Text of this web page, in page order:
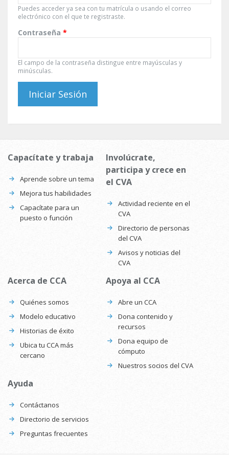
Puedes acceder ya sea con tu matrícula o usando el correo
electrónico con el que te registraste.
Contraseña *
El campo de la contraseña distingue entre mayúsculas y
minúsculas.
Capacítate y trabaja
Aprende sobre un tema
Mejora tus habilidades
Capacítate para un
puesto o función
Involúcrate,
participa y crece en
el CVA
Actividad reciente en el
CVA
Directorio de personas
del CVA
Avisos y noticias del
CVA
Acerca de CCA
Quiénes somos
Modelo educativo
Historias de éxito
Ubica tu CCA más
cercano
Apoya al CCA
Abre un CCA
Dona contenido y
recursos
Dona equipo de
cómputo
Nuestros socios del CVA
Ayuda
Contáctanos
Directorio de servicios
Preguntas frecuentes